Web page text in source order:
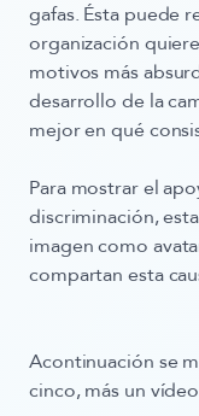
gafas. Ésta puede
organización
motivos más
desarrollo de la
mejor en qué
Para mostrar el
discriminación,
imagen como
compartan esta
Acontinuación se
cinco, más un